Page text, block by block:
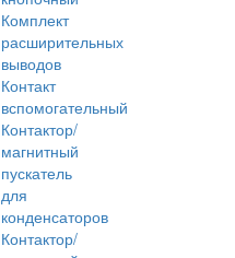
Комплект
расширительных
выводов
Контакт
вспомогательный
Контактор/
магнитный
пускатель
для
конденсаторов
Контактор/